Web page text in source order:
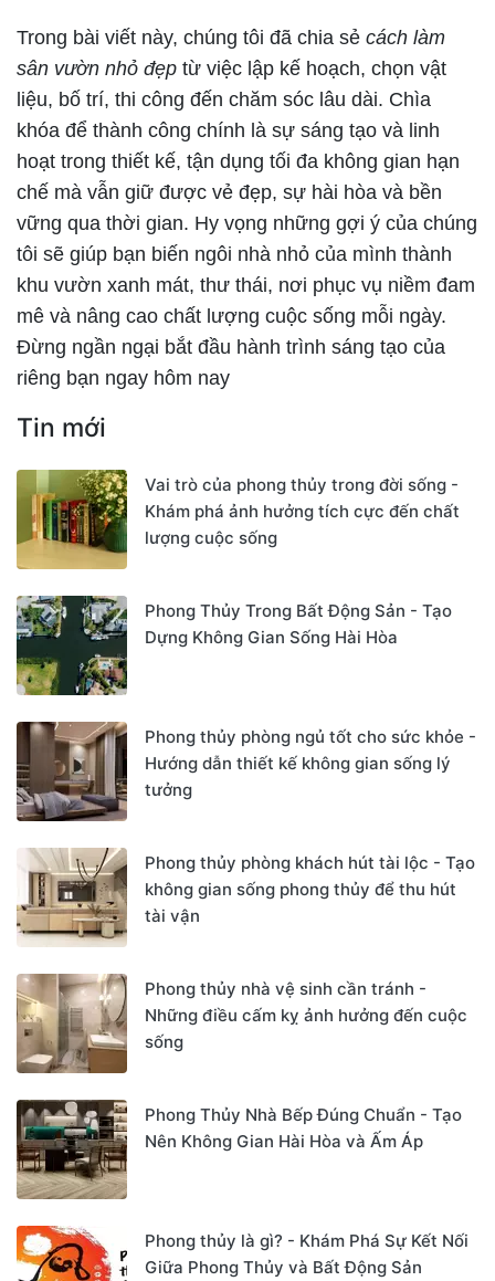
Trong bài viết này, chúng tôi đã chia sẻ cách làm
sân vườn nhỏ đẹp từ việc lập kế hoạch, chọn vật
liệu, bố trí, thi công đến chăm sóc lâu dài. Chìa
khóa để thành công chính là sự sáng tạo và linh
hoạt trong thiết kế, tận dụng tối đa không gian hạn
chế mà vẫn giữ được vẻ đẹp, sự hài hòa và bền
vững qua thời gian. Hy vọng những gợi ý của chúng
tôi sẽ giúp bạn biến ngôi nhà nhỏ của mình thành
khu vườn xanh mát, thư thái, nơi phục vụ niềm đam
mê và nâng cao chất lượng cuộc sống mỗi ngày.
Đừng ngần ngại bắt đầu hành trình sáng tạo của
riêng bạn ngay hôm nay
Tin mới
Vai trò của phong thủy trong đời sống -
Khám phá ảnh hưởng tích cực đến chất
lượng cuộc sống
Phong Thủy Trong Bất Động Sản - Tạo
Dựng Không Gian Sống Hài Hòa
Phong thủy phòng ngủ tốt cho sức khỏe -
Hướng dẫn thiết kế không gian sống lý
tưởng
Phong thủy phòng khách hút tài lộc - Tạo
không gian sống phong thủy để thu hút
tài vận
Phong thủy nhà vệ sinh cần tránh -
Những điều cấm kỵ ảnh hưởng đến cuộc
sống
Phong Thủy Nhà Bếp Đúng Chuẩn - Tạo
Nên Không Gian Hài Hòa và Ấm Áp
Phong thủy là gì? - Khám Phá Sự Kết Nối
Giữa Phong Thủy và Bất Động Sản